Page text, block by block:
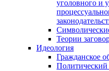
уголовного и
Теории
Идеология
Гражданское